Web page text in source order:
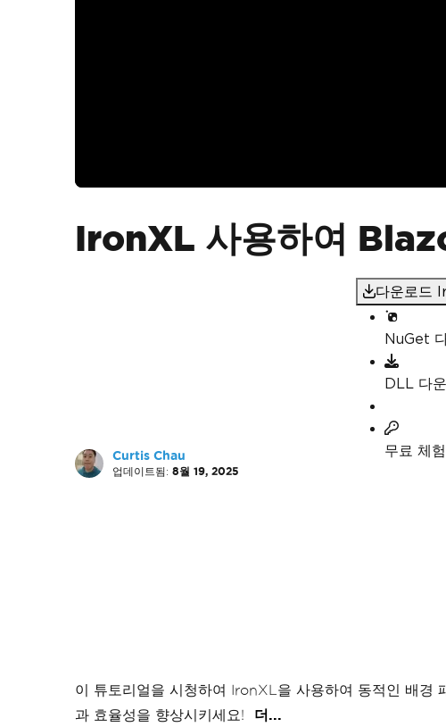
IronXL 사용하여
Curtis Chau
업데이트됨: 8월 19, 2025
다운로드
NuGet
DLL 다
무료 체
이 튜토리얼을 시청하여 IronXL을 사용하여 동적인 배경
과 효율성을 향상시키세요!
더...